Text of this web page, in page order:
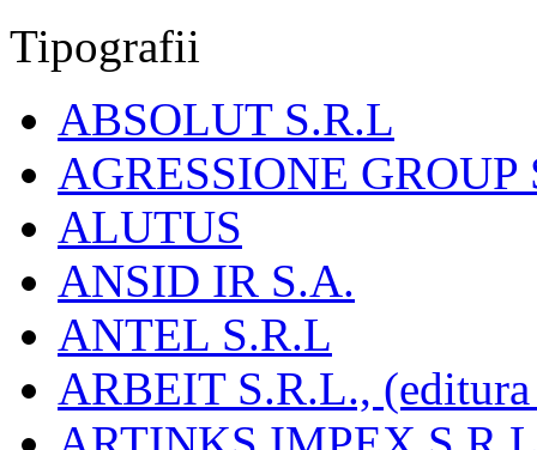
Tipografii
ABSOLUT S.R.L
AGRESSIONE GROUP
ALUTUS
ANSID IR S.A.
ANTEL S.R.L
ARBEIT S.R.L.,